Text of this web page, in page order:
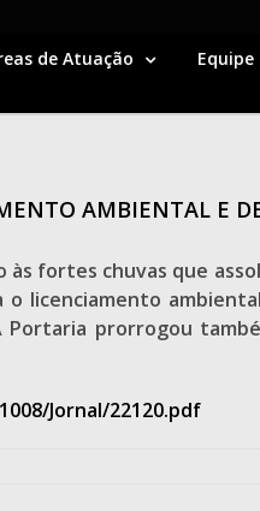
de Atuação Equipe
AMBIENTAL E
fortes chuvas que
licenciamento
prorrogou
Jornal/22120.pdf